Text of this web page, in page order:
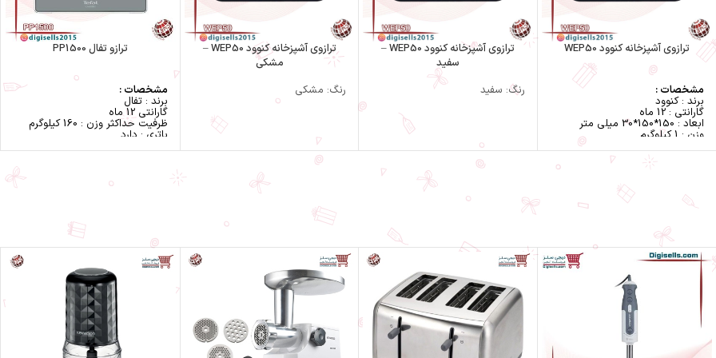
ترازوی آشپزخانه کنوود WEP50
مشخصات :
برند : کنوود
گارانتی : 12 ماه
ابعاد : 150*150*30 میلی متر
وزن : 1 کیلوگرم
دقت اندازه‌گیری (خطا) : 1 گرم
LCD
سایر توضیحات :
شیشه ضخیم 4 میلی متری با
مقاومت بسیار بالا
اندازه گیری با 5 واحد
کنترل لمسی
هشدار دهتده Low Battery , Over
Load
ترازوی آشپزخانه کنوود WEP50 –
سفید
رنگ: سفید
ترازوی آشپزخانه کنوود WEP50 –
مشکی
رنگ: مشکی
ترازو تفال PP1500
مشخصات :
برند : تفال
گارانتی 12 ماه
ظرفیت حداکثر وزن : 160 کیلوگرم
باتری : دارد